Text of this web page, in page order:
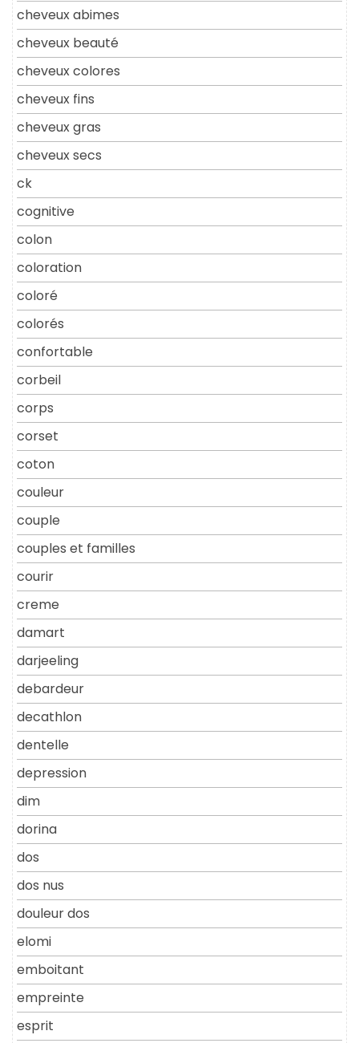
cheveux abimes
cheveux beauté
cheveux colores
cheveux fins
cheveux gras
cheveux secs
ck
cognitive
colon
coloration
coloré
colorés
confortable
corbeil
corps
corset
coton
couleur
couple
couples et familles
courir
creme
damart
darjeeling
debardeur
decathlon
dentelle
depression
dim
dorina
dos
dos nus
douleur dos
elomi
emboitant
empreinte
esprit